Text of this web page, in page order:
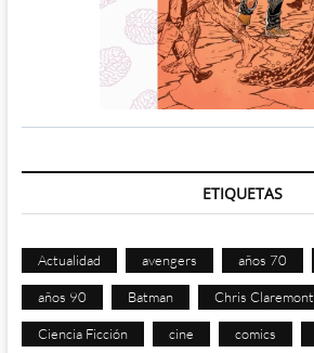
ETIQUETAS
Actualidad avengers años 70
años 90 Batman Chris Claremont
Ciencia Ficción cine comics